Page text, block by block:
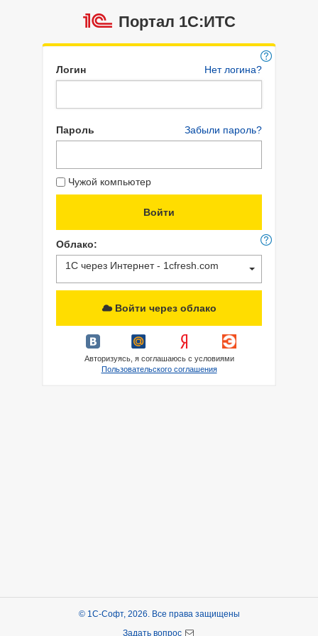
Портал 1C:ИТС
Логин Нет логина?
Пароль Забыли пароль?
Чужой компьютер
Облако:
1С через Интернет - 1cfresh.com
Войти через облако
Авторизуясь, я соглашаюсь с условиями
Пользовательского соглашения
© 1С-Софт, 2026. Все права защищены
Задать вопрос